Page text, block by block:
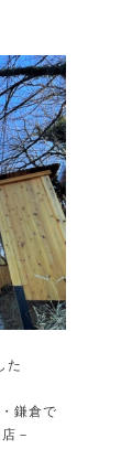
た
鎌倉で
－